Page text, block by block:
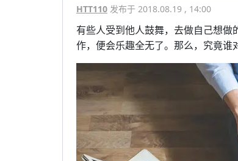
HTT110 发布于 2018.08.19 , 14:00
有些人受到他人鼓舞，去做自己想
作，便会乐趣全无了。那么，究竟谁